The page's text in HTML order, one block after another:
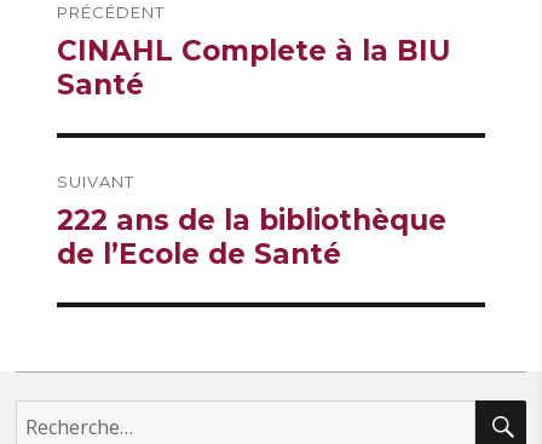
de
l’article
PRÉCÉDENT
Publication
précédente :
CINAHL Complete à la BIU
Santé
SUIVANT
Publication
suivante :
222 ans de la bibliothèque
de l’Ecole de Santé
pour :